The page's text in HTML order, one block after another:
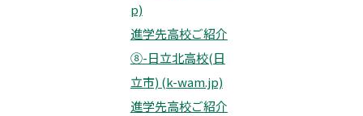
p)
進学先高校ご紹介
⑧-日立北高校(日
立市) (k-wam.jp)
進学先高校ご紹介